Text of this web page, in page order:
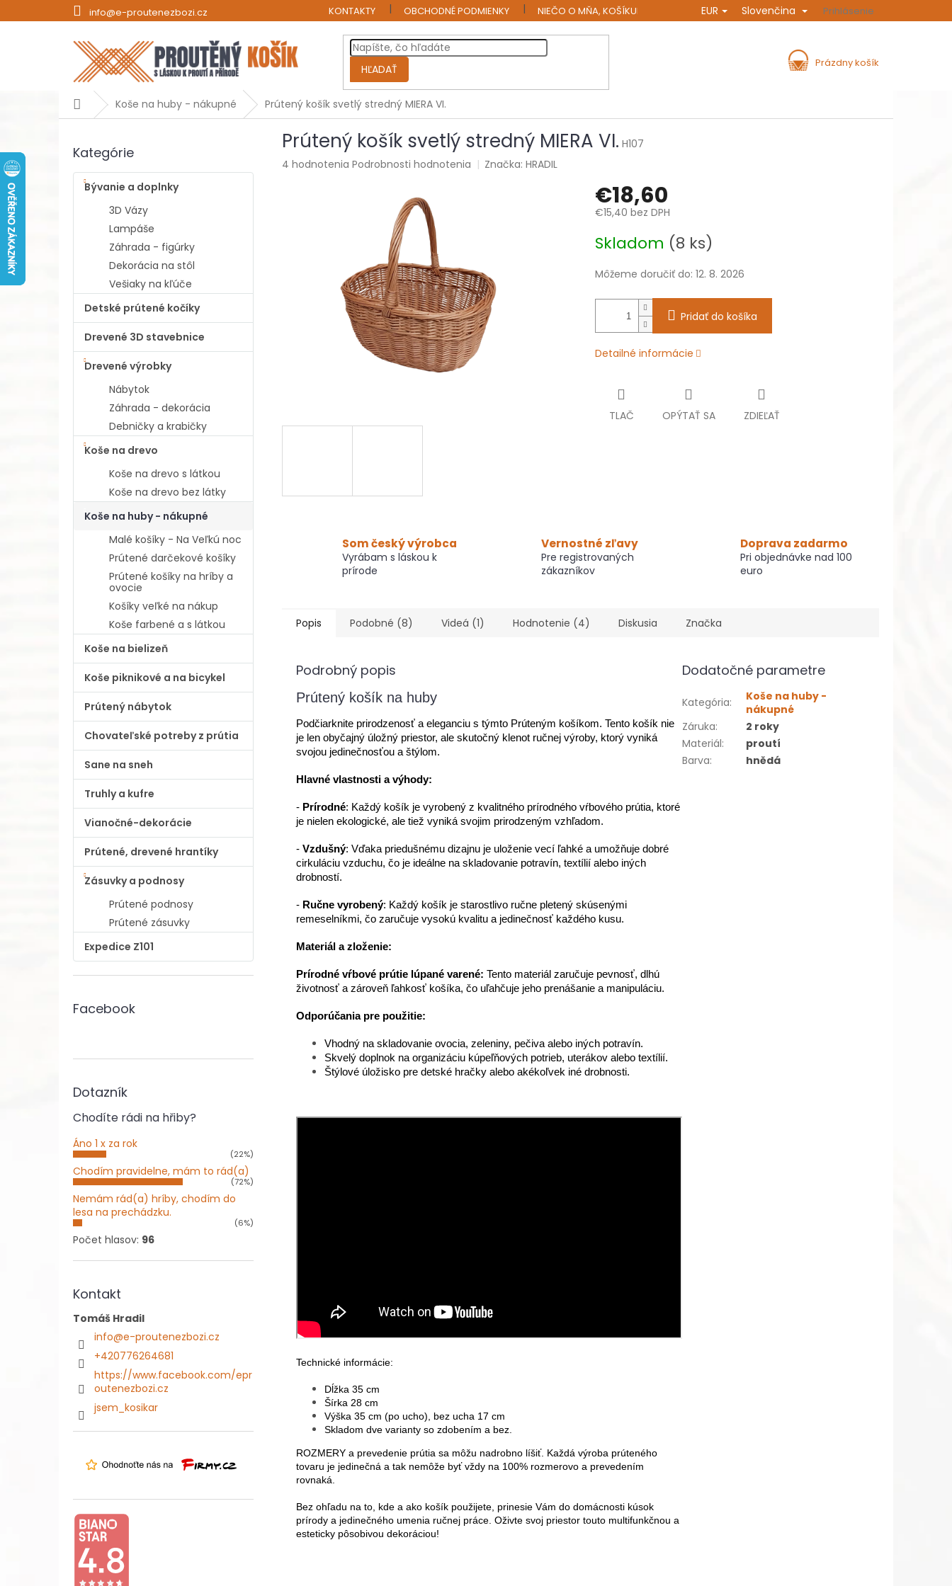
na
info@e-proutenezbozi.cz KONTAKTY OBCHODNÉ PODMIENKY NIEČO O MŇA, KOŠÍKURINA ROZPRÁVANIE A INŠPIRÁCIA DOPRAVA A PLATBA
EUR Slovenčina Prihlásenie
HĽADAŤ
NÁKUPNÝ
Prázdny košík
DomovKoše na huby - nákupné Prútený košík svetlý stredný MIERA VI.
Preskočiť
kategórie
Kategórie
Bývanie a doplnky
3D Vázy
Lampáše
Záhrada - figúrky
Dekorácia na stôl
Vešiaky na kľúče
Detské prútené kočíky
Drevené 3D stavebnice
Drevené výrobky
Nábytok
Záhrada - dekorácia
Debničky a krabičky
Koše na drevo
Koše na drevo s látkou
Koše na drevo bez látky
Koše na huby - nákupné
Malé košíky - Na Veľkú noc
Prútené darčekové košíky
Prútené košíky na hríby a
ovocie
Košíky veľké na nákup
Koše farbené a s látkou
Koše na bielizeň
Koše piknikové a na bicykel
Prútený nábytok
Chovateľské potreby z prútia
Sane na sneh
Truhly a kufre
Vianočné-dekorácie
Prútené, drevené hrantíky
Zásuvky a podnosy
Prútené podnosy
Prútené zásuvky
Expedice Z101
Facebook
Dotazník
Chodíte rádi na hřiby?
Áno 1 x za rok
(22%)
Chodím pravidelne, mám to rád(a)
(72%)
Nemám rád(a) hríby, chodím do
lesa na prechádzku.
(6%)
Počet hlasov: 96
Kontakt
Tomáš Hradil
info@e-proutenezbozi.cz
+420776264681
https://www.facebook.com/epr
outenezbozi.cz
jsem_kosikar
Prútený košík svetlý stredný MIERA VI. H107
Priemerné
4 hodnotenia Podrobnosti hodnotenia Značka:HRADIL
€18,60
€15,40 bez DPH
cena:
Skladom (8 ks)
Môžeme doručiť do: 12. 8. 2026
Pridať do košíka
Detailné informácie
TLAČ OPÝTAŤ SA ZDIEĽAŤ
Som český výrobca
Vyrábam s láskou k
prírode
Vernostné zľavy
Pre registrovaných
zákazníkov
Doprava zadarmo
Pri objednávke nad 100
euro
Popis Podobné (8) Videá (1) Hodnotenie (4) Diskusia Značka
Podrobný popis
Prútený košík na huby
Podčiarknite prirodzenosť a eleganciu s týmto Prúteným košíkom. Tento košík nie
je len obyčajný úložný priestor, ale skutočný klenot ručnej výroby, ktorý vyniká
svojou jedinečnosťou a štýlom.
Hlavné vlastnosti a výhody:
- Prírodné: Každý košík je vyrobený z kvalitného prírodného vŕbového prútia, ktoré
je nielen ekologické, ale tiež vyniká svojim prirodzeným vzhľadom.
- Vzdušný: Vďaka priedušnému dizajnu je uloženie vecí ľahké a umožňuje dobré
cirkuláciu vzduchu, čo je ideálne na skladovanie potravín, textílií alebo iných
drobností.
- Ručne vyrobený: Každý košík je starostlivo ručne pletený skúsenými
remeselníkmi, čo zaručuje vysokú kvalitu a jedinečnosť každého kusu.
Materiál a zloženie:
Prírodné vŕbové prútie lúpané varené: Tento materiál zaručuje pevnosť, dlhú
životnosť a zároveň ľahkosť košíka, čo uľahčuje jeho prenášanie a manipuláciu.
Odporúčania pre použitie:
Vhodný na skladovanie ovocia, zeleniny, pečiva alebo iných potravín.
Skvelý doplnok na organizáciu kúpeľňových potrieb, uterákov alebo textílií.
Štýlové úložisko pre detské hračky alebo akékoľvek iné drobnosti.
Technické informácie:
Dĺžka 35 cm
Šírka 28 cm
Výška 35 cm (po ucho), bez ucha 17 cm
Skladom dve varianty so zdobením a bez.
ROZMERY a prevedenie prútia sa môžu nadrobno líšiť. Každá výroba prúteného
tovaru je jedinečná a tak nemôže byť vždy na 100% rozmerovo a prevedením
rovnaká.
Bez ohľadu na to, kde a ako košík použijete, prinesie Vám do domácnosti kúsok
prírody a jedinečného umenia ručnej práce. Oživte svoj priestor touto multifunkčnou a
esteticky pôsobivou dekoráciou!
Dodatočné parametre
Kategória:
Koše na huby -
nákupné
Záruka:
2 roky
Materiál:
proutí
Barva: hnědá